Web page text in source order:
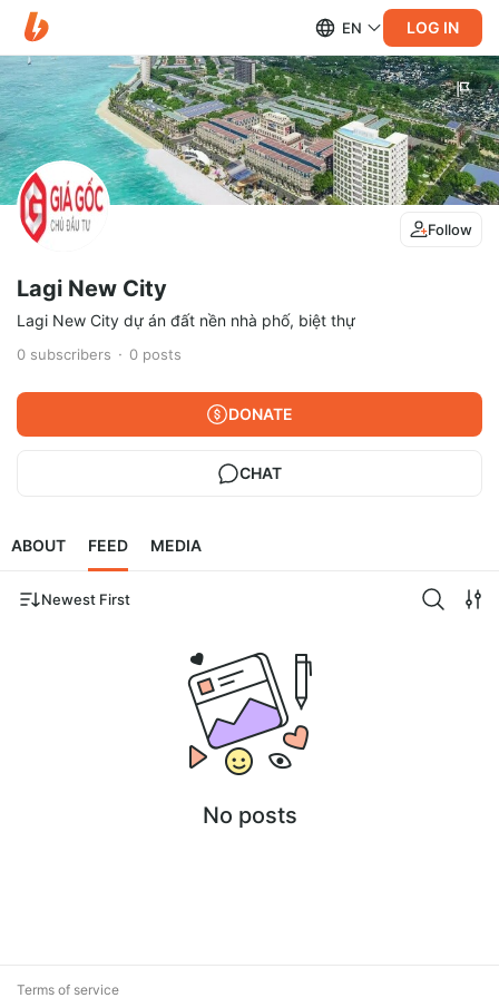
EN LOG IN
Follow
Lagi New City
Lagi New City dự án đất nền nhà phố, biệt thự
0 subscribers 0 posts
DONATE
CHAT
ABOUT FEED MEDIA
Newest First
No posts
Terms of service